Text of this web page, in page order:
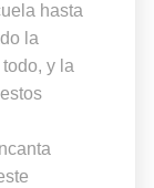
hasta
la
y la